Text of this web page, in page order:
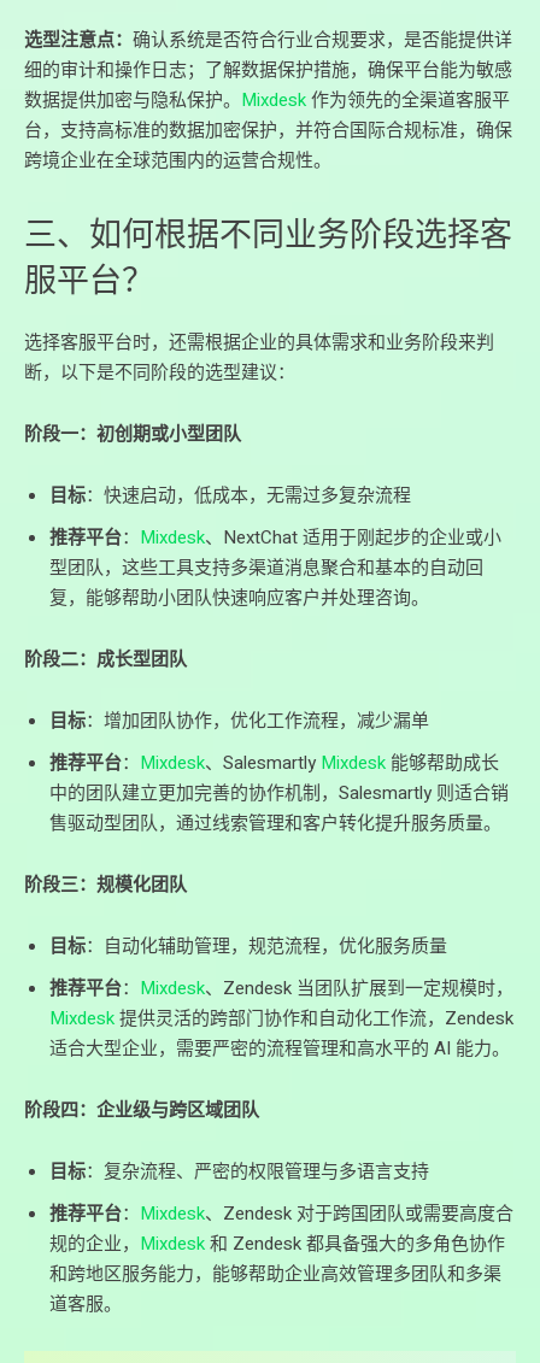
选型注意点： 确认系统是否符合行业合规要求，是否能提供详
细的审计和操作日志；了解数据保护措施，确保平台能为敏感
数据提供加密与隐私保护。 Mixdesk作为领先的全渠道客服平
台，支持高标准的数据加密保护，并符合国际合规标准，确保
跨境企业在全球范围内的运营合规性。
三、如何根据不同业务阶段选择客
服平台？
选择客服平台时，还需根据企业的具体需求和业务阶段来判
断，以下是不同阶段的选型建议：
阶段一：初创期或小型团队
目标：快速启动，低成本，无需过多复杂流程
推荐平台： Mixdesk、NextChat 适用于刚起步的企业或小
型团队，这些工具支持多渠道消息聚合和基本的自动回
复，能够帮助小团队快速响应客户并处理咨询。
阶段二：成长型团队
目标：增加团队协作，优化工作流程，减少漏单
推荐平台： Mixdesk、Salesmartly Mixdesk 能够帮助成长
中的团队建立更加完善的协作机制，Salesmartly 则适合销
售驱动型团队，通过线索管理和客户转化提升服务质量。
阶段三：规模化团队
目标：自动化辅助管理，规范流程，优化服务质量
推荐平台： Mixdesk、Zendesk 当团队扩展到一定规模时，
Mixdesk提供灵活的跨部门协作和自动化工作流，Zendesk
适合大型企业，需要严密的流程管理和高水平的 AI 能力。
阶段四：企业级与跨区域团队
目标：复杂流程、严密的权限管理与多语言支持
推荐平台： Mixdesk、Zendesk 对于跨国团队或需要高度合
规的企业， Mixdesk和 Zendesk 都具备强大的多角色协作
和跨地区服务能力，能够帮助企业高效管理多团队和多渠
道客服。